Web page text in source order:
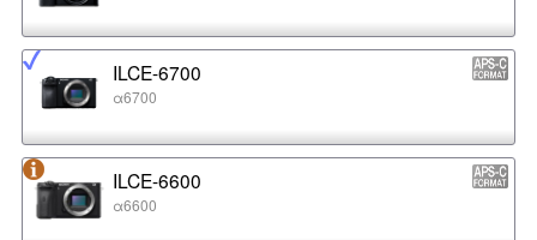
ILCE-6700
α6700
ILCE-6600
α6600